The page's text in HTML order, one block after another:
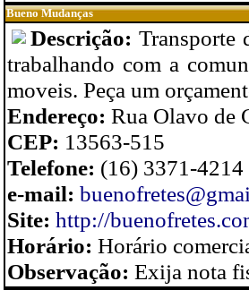
Bueno Mudanças
Descrição:Transporte
trabalhando com a
moveis. Peça um
Endereço: Rua Olavo de
CEP: 13563-515
Telefone: (16) 3371-
e-mail:
Site: http://
Horário: Horário
Observação: Exija nota